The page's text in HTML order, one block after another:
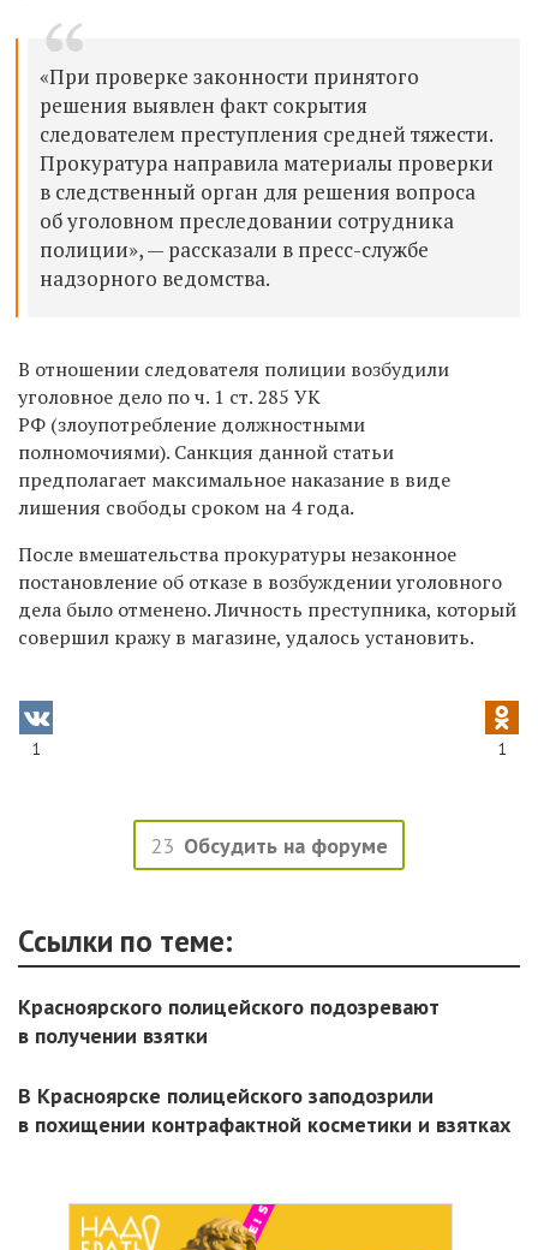
«При проверке законности принятого
решения выявлен факт сокрытия
следователем преступления средней тяжести.
Прокуратура направила материалы проверки
в следственный орган для решения вопроса
об уголовном преследовании сотрудника
полиции», — рассказали в пресс-службе
надзорного ведомства.
В отношении следователя полиции возбудили
уголовное дело по ч. 1 ст. 285 УК
РФ (злоупотребление должностными
полномочиями). Санкция данной статьи
предполагает максимальное наказание в виде
лишения свободы сроком на 4 года.
После вмешательства прокуратуры незаконное
постановление об отказе в возбуждении уголовного
дела было отменено. Личность преступника, который
совершил кражу в магазине, удалось установить.
1 1
23 Обсудить на форуме
Ссылки по теме:
Красноярского полицейского подозревают
в получении взятки
В Красноярске полицейского заподозрили
в похищении контрафактной косметики и взятках